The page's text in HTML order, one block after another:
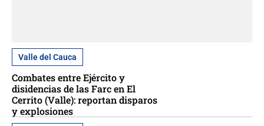
Valle del Cauca
Combates entre Ejército y
disidencias de las Farc en El
Cerrito (Valle): reportan disparos
y explosiones